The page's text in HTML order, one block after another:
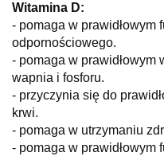
Witamina D:
- pomaga w prawidłowym
odpornościowego.
- pomaga w prawidłowym
wapnia i fosforu.
- przyczynia się do
krwi.
- pomaga w utrzymaniu
- pomaga w prawidłowym